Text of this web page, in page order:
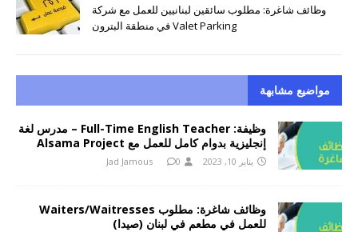
وظائف شاغرة: مطلوب سائقين لبنانيين للعمل مع شركة
Valet Parking في منطقة البترون
مواضيع مشابهة
وظيفة: Full-Time English Teacher – مدرس لغة
إنجليزية بدوام كامل للعمل مع Alsama Project
يناير 10, 2023 Jad Jamous 0
وظائف شاغرة: مطلوب Waiters/Waitresses
للعمل في مطعم في لبنان (صيدا)